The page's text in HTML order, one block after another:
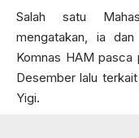
Salah satu
mengatakan, ia
Komnas HAM pasca
Desember lalu
Yigi.